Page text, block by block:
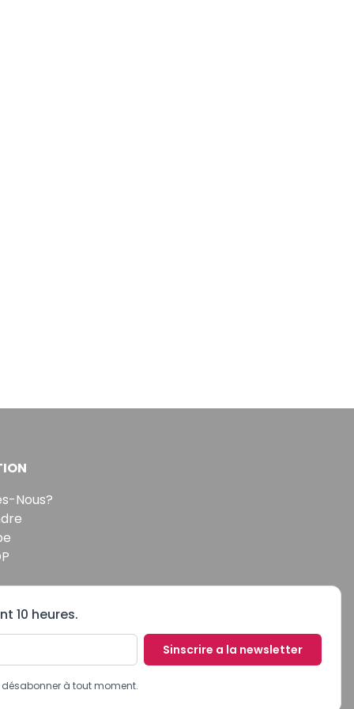
Nous?
10 heures.
Sinscrire a la newsletter
à tout moment.